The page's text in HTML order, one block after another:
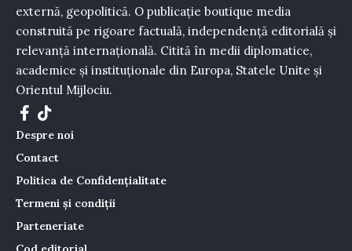
externă, geopolitică. O publicație boutique media
construită pe rigoare factuală, independență editorială și
relevanță internațională. Citită în medii diplomatice,
academice și instituționale din Europa, Statele Unite și
Orientul Mijlociu.
Despre noi
Contact
Politica de Confidențialitate
Termeni și condiții
Parteneriate